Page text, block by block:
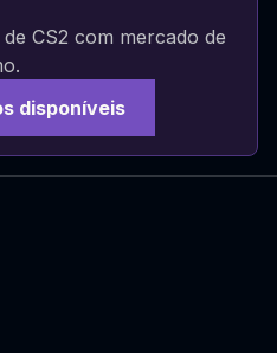
CS2 com mercado de
disponíveis